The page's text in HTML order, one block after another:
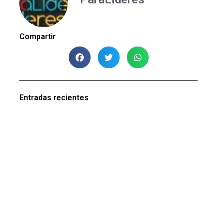
Compartir
Entradas recientes